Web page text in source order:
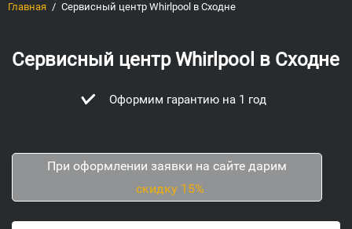
Главная Сервисный центр Whirlpool в Сходне
Сервисный центр Whirlpool в Сходне
Оформим гарантию на 1 год
При оформлении заявки на сайте дарим
скидку 15%